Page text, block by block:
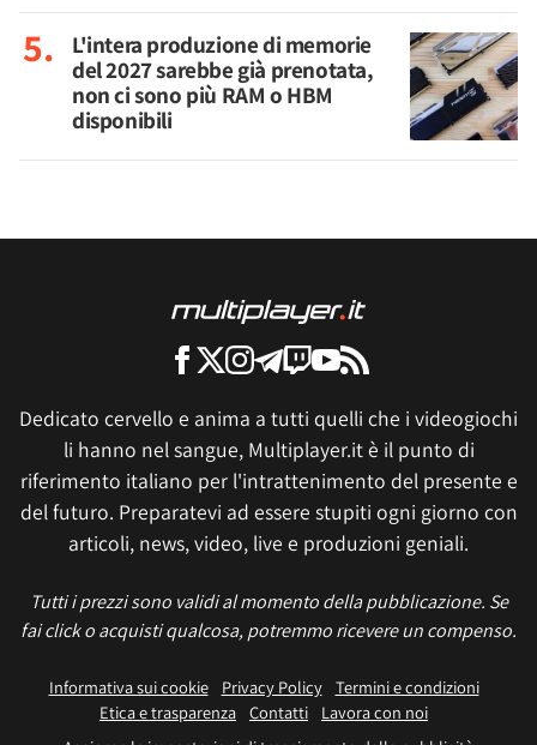
L'intera produzione di memorie
del 2027 sarebbe già prenotata,
non ci sono più RAM o HBM
disponibili
Dedicato cervello e anima a tutti quelli che i videogiochi
li hanno nel sangue, Multiplayer.it è il punto di
riferimento italiano per l'intrattenimento del presente e
del futuro. Preparatevi ad essere stupiti ogni giorno con
articoli, news, video, live e produzioni geniali.
Tutti i prezzi sono validi al momento della pubblicazione. Se
fai click o acquisti qualcosa, potremmo ricevere un compenso.
Informativa sui cookie Privacy Policy
Termini e condizioni
Etica e trasparenza Contatti
Lavora con noi